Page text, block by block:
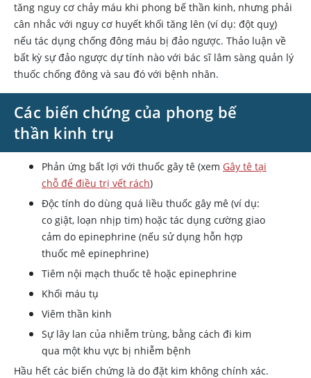
tăng nguy cơ chảy máu khi phong bế thần kinh, nhưng phải
cân nhắc với nguy cơ huyết khối tăng lên (ví dụ: đột quỵ)
nếu tác dụng chống đông máu bị đảo ngược. Thảo luận về
bất kỳ sự đảo ngược dự tính nào với bác sĩ lâm sàng quản lý
thuốc chống đông và sau đó với bệnh nhân.
Các biến chứng của phong bế
thần kinh trụ
Phản ứng bất lợi với thuốc gây tê (xem Gây tê tại
chỗ để điều trị vết rách)
Độc tính do dùng quá liều thuốc gây mê (ví dụ:
co giật, loạn nhịp tim) hoặc tác dụng cường giao
cảm do epinephrine (nếu sử dụng hỗn hợp
thuốc mê epinephrine)
Tiêm nội mạch thuốc tê hoặc epinephrine
Khối máu tụ
Viêm thần kinh
Sự lây lan của nhiễm trùng, bằng cách đi kim
qua một khu vực bị nhiễm bệnh
Hầu hết các biến chứng là do đặt kim không chính xác.